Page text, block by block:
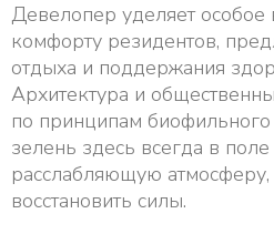
Девелопер уделяет
комфорту резидентов,
отдыха и поддержания
Архитектура и
по принципам
зелень здесь всегда в
расслабляющую атмосферу,
восстановить силы.